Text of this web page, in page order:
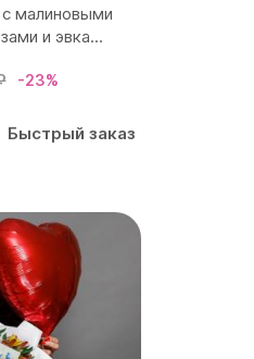
малиновыми
и эвка...
-23%
Быстрый заказ